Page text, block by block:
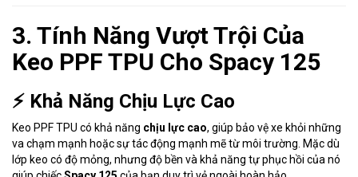
3. Tính Năng Vượt Trội Của
Keo PPF TPU Cho Spacy 125
⚡ Khả Năng Chịu Lực Cao
Keo PPF TPU có khả năng chịu lực cao, giúp bảo vệ xe khỏi những
va chạm mạnh hoặc sự tác động mạnh mẽ từ môi trường. Mặc dù
lớp keo có độ mỏng, nhưng độ bền và khả năng tự phục hồi của nó